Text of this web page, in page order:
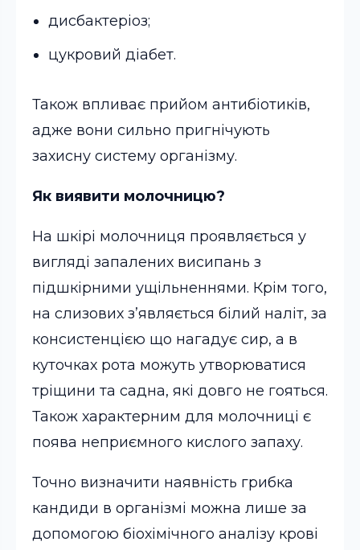
дисбактеріоз;
цукровий діабет.
Також впливає прийом антибіотиків,
адже вони сильно пригнічують
захисну систему організму.
Як виявити молочницю?
На шкірі молочниця проявляється у
вигляді запалених висипань з
підшкірними ущільненнями. Крім того,
на слизових з’являється білий наліт, за
консистенцією що нагадує сир, а в
куточках рота можуть утворюватися
тріщини та садна, які довго не гояться.
Також характерним для молочниці є
поява неприємного кислого запаху.
Точно визначити наявність грибка
кандиди в організмі можна лише за
допомогою біохімічного аналізу крові